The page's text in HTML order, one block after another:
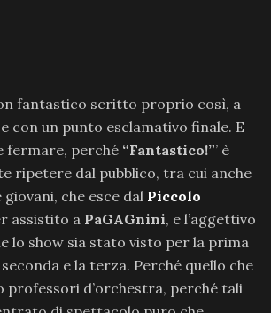
fantastico scritto proprio così, a
con un punto esclamativo finale. E
fermare, perché “Fantastico!”’ è
ripetere dal pubblico, tra cui anche
che esce dal Piccolo
assistito a PaGAGnini, e l’aggettivo
lo show sia stato visto per la prima
e la terza. Perché quello che
d’orchestra, perché tali